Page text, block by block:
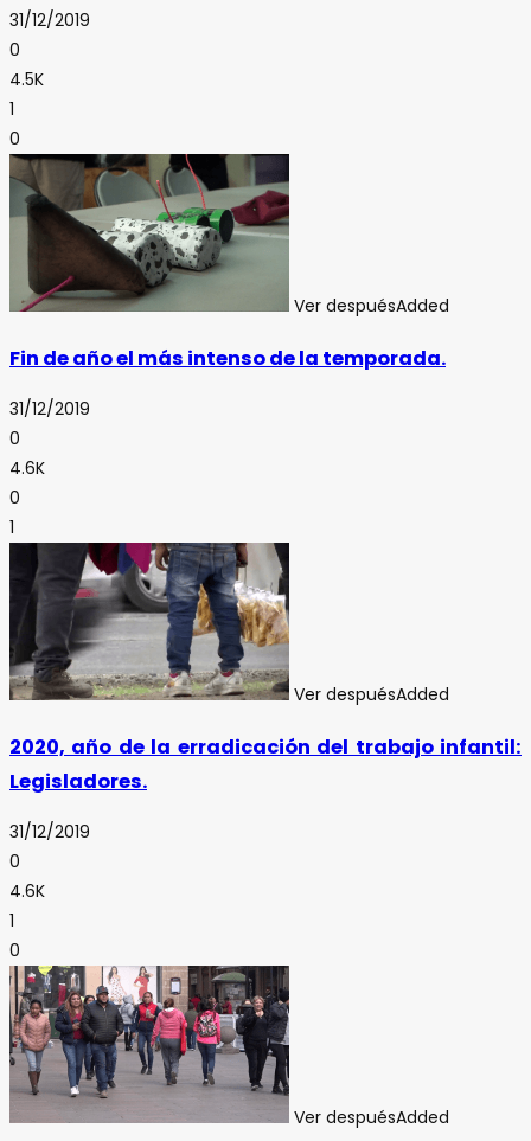
31/12/2019
0
4.5K
1
0
Ver despuésAdded
Fin de año el más intenso de la temporada.
31/12/2019
0
4.6K
0
1
Ver despuésAdded
2020, año de la erradicación del trabajo infantil:
Legisladores.
31/12/2019
0
4.6K
1
0
Ver despuésAdded